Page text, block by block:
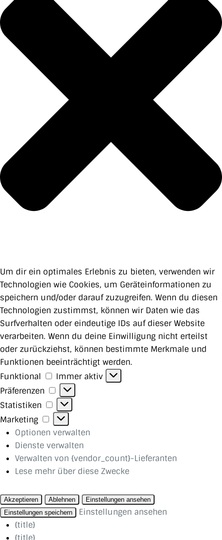
Um dir ein optimales Erlebnis zu bieten, verwenden wir
Technologien wie Cookies, um Geräteinformationen zu
speichern und/oder darauf zuzugreifen. Wenn du diesen
Technologien zustimmst, können wir Daten wie das
Surfverhalten oder eindeutige IDs auf dieser Website
verarbeiten. Wenn du deine Einwilligung nicht erteilst
oder zurückziehst, können bestimmte Merkmale und
Funktionen beeinträchtigt werden.
Funktional
Funktional
Immer aktiv
Präferenzen
Präferenzen
Statistiken
Statistiken
Marketing
Marketing
Optionen verwalten
Dienste verwalten
Verwalten von {vendor_count}-Lieferanten
Lese mehr über diese Zwecke
Akzeptieren Ablehnen
Einstellungen ansehen
Einstellungen speichern
Einstellungen ansehen
{title}
{title}